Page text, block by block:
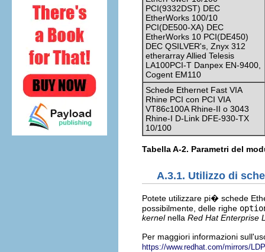
PCI(9332DST) DEC
EtherWorks 100/10
PCI(DE500-XA) DEC
EtherWorks 10 PCI(DE450)
DEC QSILVER's, Znyx 312
etherarray Allied Telesis
LA100PCI-T Danpex EN-9400,
Cogent EM110
Schede Ethernet Fast VIA
Rhine PCI con PCI VIA
VT86c100A Rhine-II o 3043
Rhine-I D-Link DFE-930-TX
10/100
Tabella A-2. Parametri del
A.3.1. Utilizzo di
Potete utilizzare pi� schede
possibilmente, delle righe
kernelnella Red Hat Enterprise
Per maggiori informazioni
https://www.redhat.com/mirrors/